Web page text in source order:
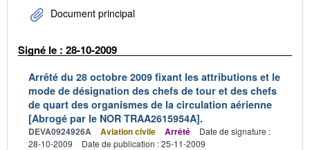
Document principal
Signé le : 28-10-2009
Arrêté du 28 octobre 2009 fixant les attributions et le
mode de désignation des chefs de tour et des chefs
de quart des organismes de la circulation aérienne
[Abrogé par le NOR TRAA2615954A].
DEVA0924926A Aviation civile Arrêté
Date de signature :
28-10-2009
Date de publication : 25-11-2009